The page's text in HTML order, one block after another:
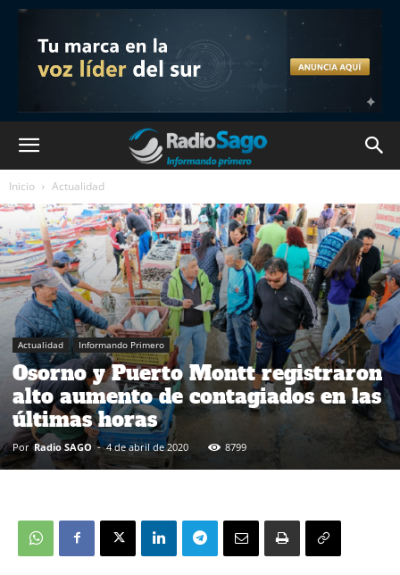
Inicio Actualidad
Actualidad Informando Primero
Osorno y Puerto Montt registraron
alto aumento de contagiados en las
últimas horas
Por Radio SAGO - 4 de abril de 2020 8799